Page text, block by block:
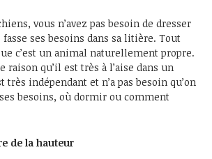
vous n’avez pas besoin de dresser
ses besoins dans sa litière. Tout
c’est un animal naturellement propre.
raison qu’il est très à l’aise dans un
indépendant et n’a pas besoin qu’on
besoins, où dormir ou comment
de la hauteur